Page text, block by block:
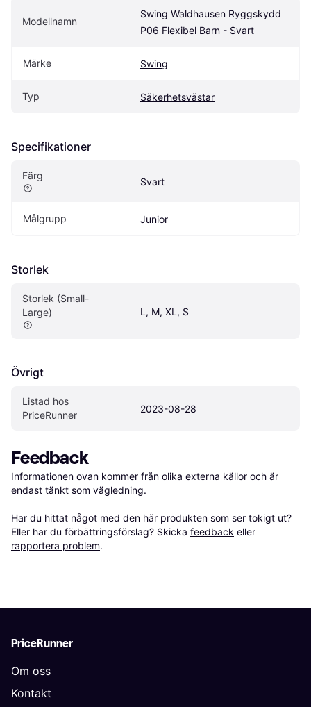
Modellnamn
Swing Waldhausen Ryggskydd
P06 Flexibel Barn - Svart
Märke Swing
Typ Säkerhetsvästar
Specifikationer
Färg
Svart
Målgrupp Junior
Storlek
Storlek (Small-
Large)
L, M, XL, S
Övrigt
Listad hos
PriceRunner
2023-08-28
Feedback
Informationen ovan kommer från olika externa källor och är
endast tänkt som vägledning.
Har du hittat något med den här produkten som ser tokigt ut?
Eller har du förbättringsförslag? Skicka feedback eller
rapportera problem.
PriceRunner
Om oss
Kontakt